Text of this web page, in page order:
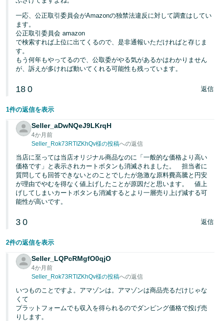
一応、公正取引委員会がAmazonの独禁法違反に対して調査はしてい
ます。
公正取引委員会 amazon
で検索すれば上位に出てくるので、是非通報いただければと存じま
す。
もう何年もやってるので、公取委がやる気があるかはわかりません
が、訴えが多ければ動いてくれる可能性も残っています。
18 0 返信
1件の返信を表示
Seller_aDwNQeJ9LKrqH
4か月前
Seller_Rok73RTIZKhQv様の投稿への返信
当店に至っては当店オリジナル商品なのに「一般的な価格より高い
価格です」と表示されカートボタンも消滅されました。 担当者に
質問しても回答できないとのことでしたが急激な原料費高騰と円安
が理由でやむを得なく値上げしたことが原因だと思います。 値上
げしてしまいカートボタンも消滅するとより一層売り上げ減する可
能性が高いです。
3 0 返信
2件の返信を表示
Seller_LQPcRMgfO0qjO
4か月前
Seller_Rok73RTIZKhQv様の投稿への返信
いつものことですよ。アマゾンは。アマゾンは商品売るだけじゃな
くて
プラットフォームでも収入を得られるのでダンピング価格で投げ売
りします。